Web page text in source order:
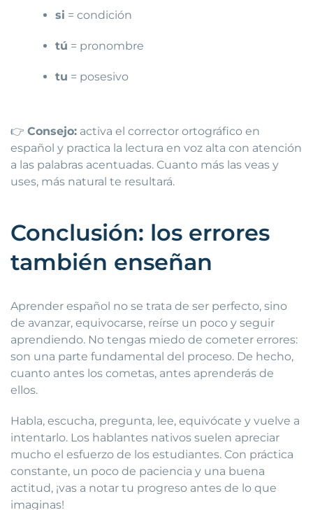
si = condición
tú = pronombre
tu = posesivo
👉 Consejo: activa el corrector ortográfico en
español y practica la lectura en voz alta con atención
a las palabras acentuadas. Cuanto más las veas y
uses, más natural te resultará.
Conclusión: los errores
también enseñan
Aprender español no se trata de ser perfecto, sino
de avanzar, equivocarse, reírse un poco y seguir
aprendiendo. No tengas miedo de cometer errores:
son una parte fundamental del proceso. De hecho,
cuanto antes los cometas, antes aprenderás de
ellos.
Habla, escucha, pregunta, lee, equivócate y vuelve a
intentarlo. Los hablantes nativos suelen apreciar
mucho el esfuerzo de los estudiantes. Con práctica
constante, un poco de paciencia y una buena
actitud, ¡vas a notar tu progreso antes de lo que
imaginas!